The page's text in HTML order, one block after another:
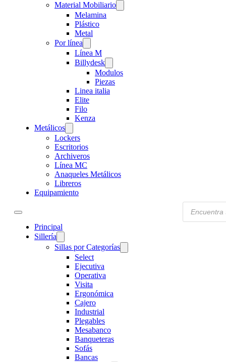
Material Mobiliario
Melamina
Plástico
Metal
Por línea
Línea M
Billydesk
Modulos
Piezas
Linea italia
Elite
Filo
Kenza
Metálicos
Lockers
Escritorios
Archiveros
Línea MC
Anaqueles Metálicos
Libreros
Equipamiento
Principal
Sillería
Sillas por Categorías
Select
Ejecutiva
Operativa
Visita
Ergonómica
Cajero
Industrial
Plegables
Mesabanco
Banqueteras
Sofás
Bancas
Products
search